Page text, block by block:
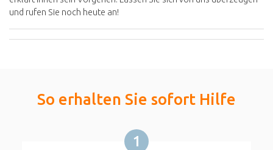
und rufen Sie noch heute an!
So erhalten Sie sofort Hilfe
1